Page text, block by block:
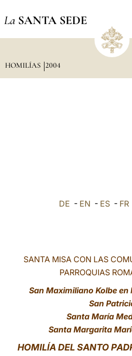
La SANTA SEDE
HOMILÍAS 2004
DE - EN - ES - FR
SANTA MISA CON LAS
PARROQUIAS
San Maximiliano Kolbe en
San
Santa María
Santa Margarita
HOMILÍA DEL SANTO